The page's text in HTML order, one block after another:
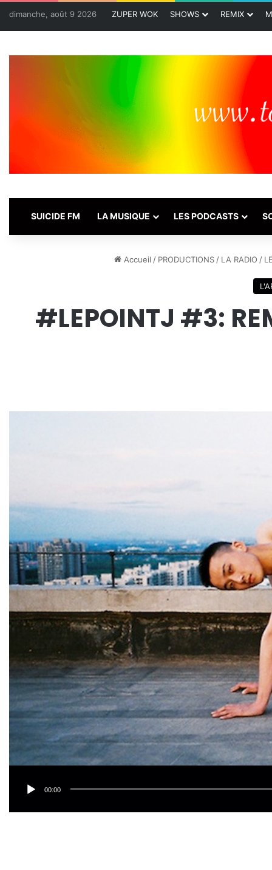
dimanche, août 9 2026 ZUPER WOK SHOWS REMIX
SUICIDE FM LA MUSIQUE LES PODCASTS
Accueil / PRODUCTIONS / LA RADIO /
#LEPOINTJ #3:
00:00